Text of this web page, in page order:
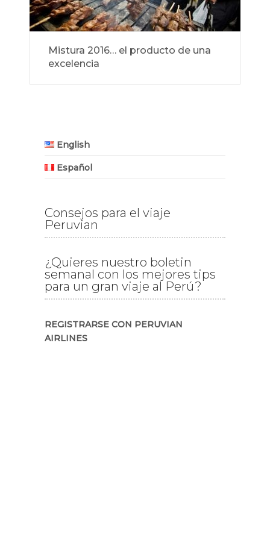
Mistura 2016… el producto de una
excelencia
English
Español
Consejos para el viaje
Peruvian
¿Quieres nuestro boletin
semanal con los mejores tips
para un gran viaje al Perú?
REGISTRARSE CON PERUVIAN
AIRLINES